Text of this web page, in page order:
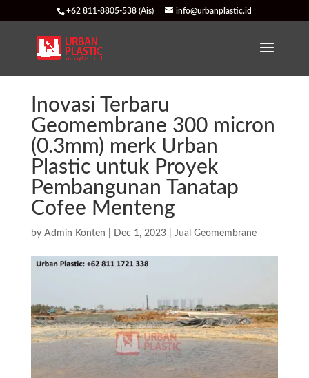
+62 811-8805-538 (Ais) info@urbanplastic.id
Inovasi Terbaru
Geomembrane 300 micron
(0.3mm) merk Urban
Plastic untuk Proyek
Pembangunan Tanatap
Cofee Menteng
by Admin Konten Dec 1, 2023| Jual Geomembrane